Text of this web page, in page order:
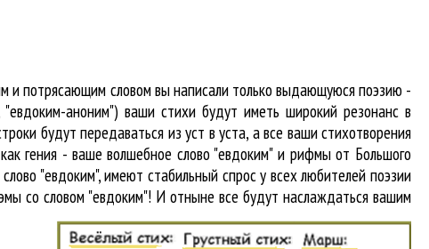
и потрясающим словом вы написали только выдающуюся поэзию -
аноним") ваши стихи будут иметь широкий резонанс в
будут передаваться из уст в уста, а все ваши стихотворения
гения - ваше волшебное слово "евдоким" и рифмы от Большого
слово "евдоким", имеют стабильный спрос у всех любителей поэзии
со словом "евдоким"! И отныне все будут наслаждаться вашим